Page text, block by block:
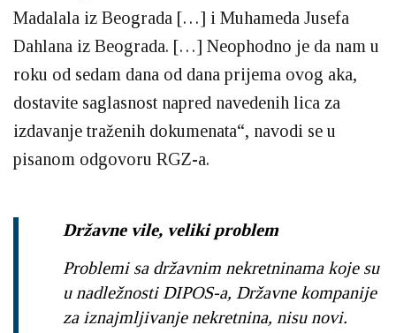
Madalala iz Beograda […] i Muhameda Jusefa
Dahlana iz Beograda. […] Neophodno je da nam u
roku od sedam dana od dana prijema ovog aka,
dostavite saglasnost napred navedenih lica za
izdavanje traženih dokumenata“, navodi se u
pisanom odgovoru RGZ-a.
Državne vile, veliki problem
Problemi sa državnim nekretninama koje su
u nadležnosti DIPOS-a, Državne kompanije
za iznajmljivanje nekretnina, nisu novi.